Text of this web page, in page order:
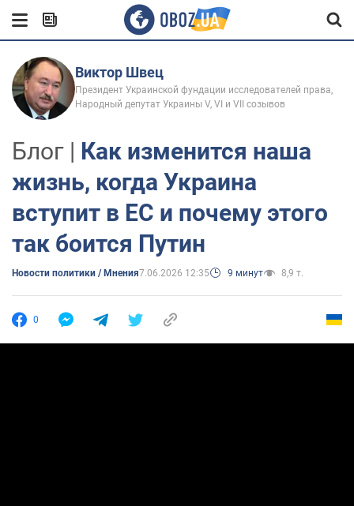
Виктор Швец
Президент Украинской фундации исследователей права,
Народный депутат Украины V, VI и VII созывов
Блог | Как изменится наша
жизнь, когда Украина
вступит в ЕС и почему этого
так боится Путин
Новости политики / Мнения7.06.2026 12:35 9 минут 8,9 т.
0